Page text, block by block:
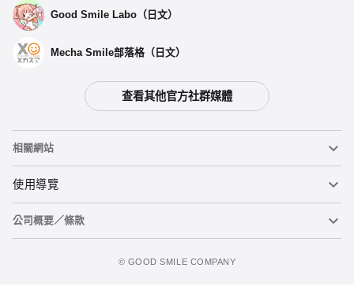
Good Smile Labo（日文）
Mecha Smile部落格（日文）
查看其他官方社群媒體
相關網站
黏土人
黏土人臉部製造機（英文）
使用導覽
重要公告
公司概要／條款
©️ GOOD SMILE COMPANY